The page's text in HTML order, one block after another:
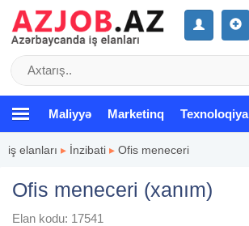
Maliyyə Marketinq Texnoloqiya
iş elanları ▸ İnzibati ▸ Ofis meneceri
Ofis meneceri (xanım)
Elan kodu: 17541